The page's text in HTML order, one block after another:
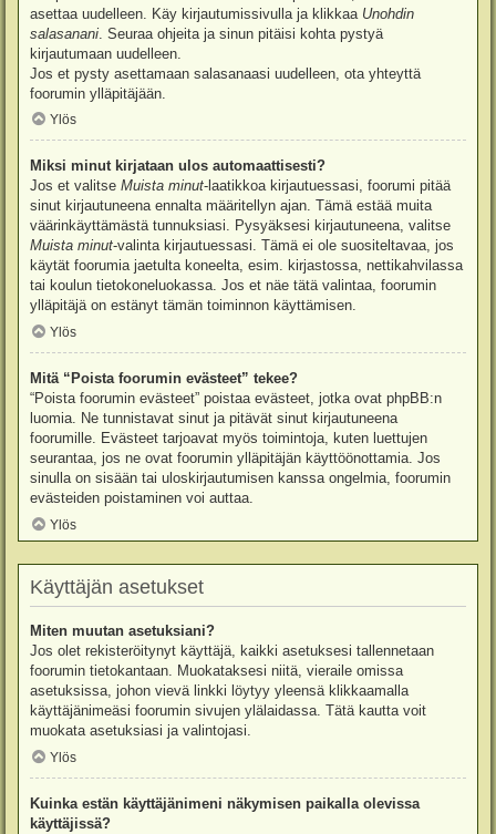
asettaa uudelleen. Käy kirjautumissivulla ja klikkaa Unohdin
salasanani . Seuraa ohjeita ja sinun pitäisi kohta pystyä
kirjautumaan uudelleen.
Jos et pysty asettamaan salasanaasi uudelleen, ota yhteyttä
foorumin ylläpitäjään.
Ylös
Miksi minut kirjataan ulos automaattisesti?
Jos et valitse Muista minut-laatikkoa kirjautuessasi, foorumi pitää
sinut kirjautuneena ennalta määritellyn ajan. Tämä estää muita
väärinkäyttämästä tunnuksiasi. Pysyäksesi kirjautuneena, valitse
Muista minut-valinta kirjautuessasi. Tämä ei ole suositeltavaa, jos
käytät foorumia jaetulta koneelta, esim. kirjastossa, nettikahvilassa
tai koulun tietokoneluokassa. Jos et näe tätä valintaa, foorumin
ylläpitäjä on estänyt tämän toiminnon käyttämisen.
Ylös
Mitä “Poista foorumin evästeet” tekee?
“Poista foorumin evästeet” poistaa evästeet, jotka ovat phpBB:n
luomia. Ne tunnistavat sinut ja pitävät sinut kirjautuneena
foorumille. Evästeet tarjoavat myös toimintoja, kuten luettujen
seurantaa, jos ne ovat foorumin ylläpitäjän käyttöönottamia. Jos
sinulla on sisään tai uloskirjautumisen kanssa ongelmia, foorumin
evästeiden poistaminen voi auttaa.
Ylös
Käyttäjän asetukset
Miten muutan asetuksiani?
Jos olet rekisteröitynyt käyttäjä, kaikki asetuksesi tallennetaan
foorumin tietokantaan. Muokataksesi niitä, vieraile omissa
asetuksissa, johon vievä linkki löytyy yleensä klikkaamalla
käyttäjänimeäsi foorumin sivujen ylälaidassa. Tätä kautta voit
muokata asetuksiasi ja valintojasi.
Ylös
Kuinka estän käyttäjänimeni näkymisen paikalla olevissa
käyttäjissä?